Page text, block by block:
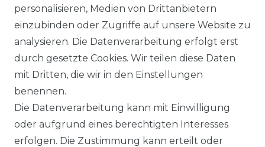
HILFE
KONTAKT
ANFAHRT
WIDERRUFS­FORMULAR
personalisieren, Medien von Drittanbietern
einzubinden oder Zugriffe auf unsere Website zu
analysieren. Die Datenverarbeitung erfolgt erst
durch gesetzte Cookies. Wir teilen diese Daten
mit Dritten, die wir in den Einstellungen
benennen.
Die Datenverarbeitung kann mit Einwilligung
oder aufgrund eines berechtigten Interesses
erfolgen. Die Zustimmung kann erteilt oder